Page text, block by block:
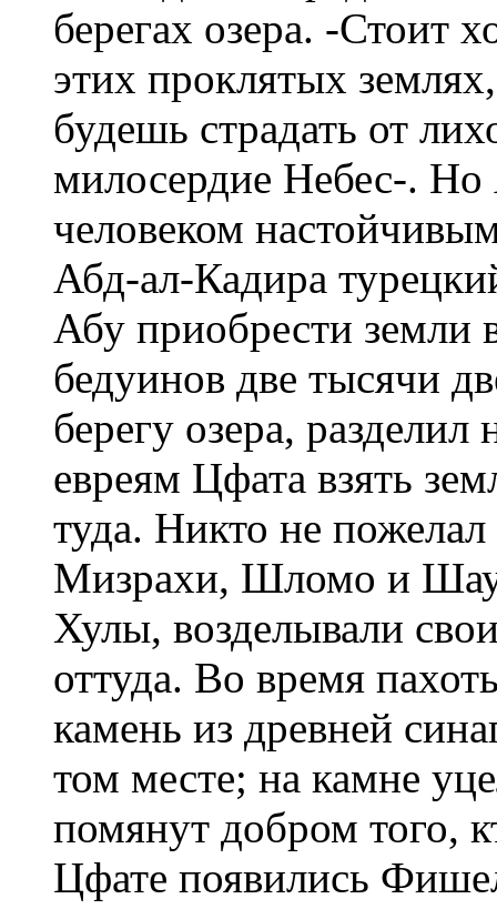
берегах озера. -Стоит
этих проклятых
будешь страдать от
милосердие Небес-.
человеком
Абд-ал-Кадира
Абу приобрести
бедуинов две тысячи
берегу озера,
евреям Цфата взять
туда. Никто не
Мизрахи, Шломо и
Хулы, возделывали
оттуда. Во время
камень из древней
том месте; на камне
помянут добром того,
Цфате появились